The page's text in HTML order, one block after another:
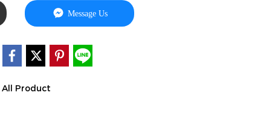
Message Us
All Product